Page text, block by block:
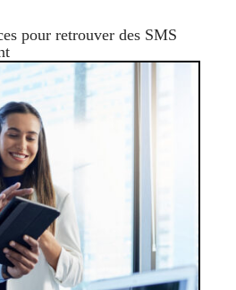
pour retrouver des SMS